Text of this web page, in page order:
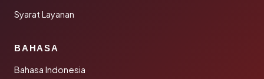
Syarat Layanan
BAHASA
Bahasa Indonesia